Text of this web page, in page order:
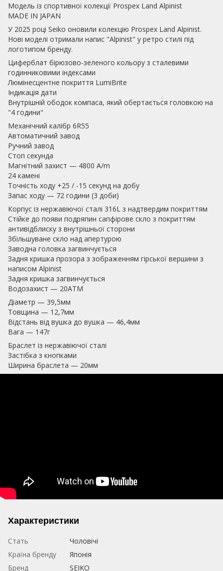
Модель із спортивної колекції Prospex Land Alpinist
MADE IN JAPAN
У 2025 році Seiko оновили колекцію Prospex Land Alpinist.
Нові моделі отримали напис "Alpinist" у ретро стилі під
логотипом бренду.
Циферблат бірюзово-зеленого кольору з сталевими
годинниковими індексами
Люмінесцентне покриття LumiBrite
Індикація дати
Внутрішній ободок компаса, який обертається головкою на
"4 години"
Механічний калібр 6R55
Автоматичний завод
Ручний завод
Стоп секунда
Магнітний захист — 4800 A/m
24 камені
Точність ходу +25 / -15 секунд на добу
Запас ходу — 72 години (3 доби)
Корпус із нержавіючої сталі 316L з надтвердим покриттям
Стійке до появи подряпин сапфірове скло з покриттям
антивідблиску з внутрішньої сторони
Збільшуване скло над апертурою
Заводна головка загвинчується
Задня кришка прозора з зображенням гірської вершини з
написом Alpinist
Задня кришка загвинчується
Водозахист — 20АТМ
Діаметр — 39,5мм
Товщина — 12,7мм
Відстань від вушка до вушка — 46,4мм
Вага — 147г
Браслет із нержавіючої сталі
Застібка з кнопками
Ширина браслета — 20мм
Характеристики
Стать
Чоловічі
Країна бренду
Японія
Бренд
SEIKO